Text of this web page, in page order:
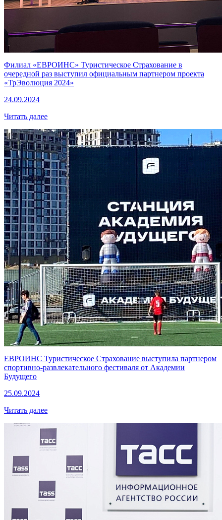
Филиал «ЕВРОИНС» Туристическое Страхование в
очередной раз выступил официальным партнером проекта
«ТрЭволюция 2024»
24.09.2024
Читать далее
ЕВРОИНС Туристическое Страхование выступила партнером
спортивно-развлекательного фестиваля от Академии
Будущего
25.09.2024
Читать далее